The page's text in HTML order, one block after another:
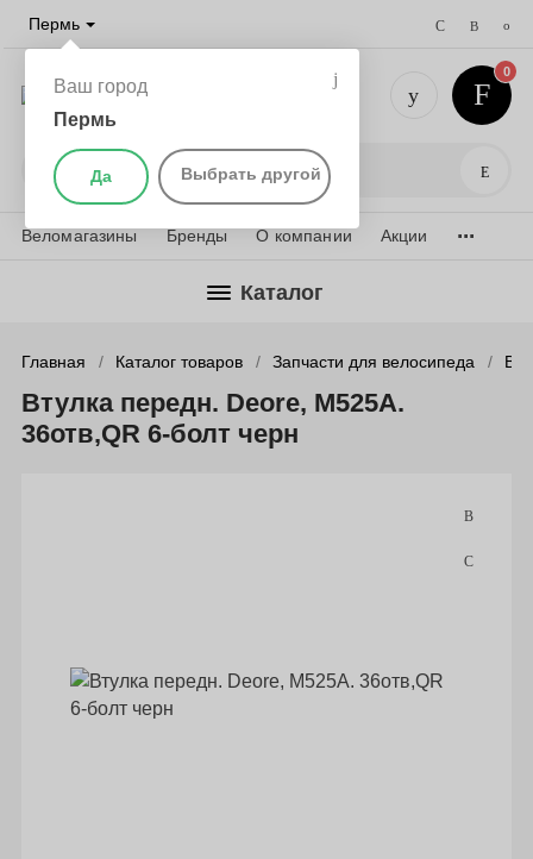
Пермь
Ваш город
Пермь
Да Выбрать другой Поиск
+7 (342)
0
Веломагазины Бренды О компании Акции ...
Каталог
Главная Каталог товаров Запчасти для велосипеда
Втулка передн. Deore, M525A.
36отв,QR 6-болт черн